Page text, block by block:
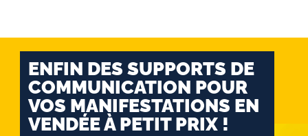
ENFIN DES SUPPORTS DE
COMMUNICATION POUR
VOS MANIFESTATIONS EN
VENDÉE À PETIT PRIX !